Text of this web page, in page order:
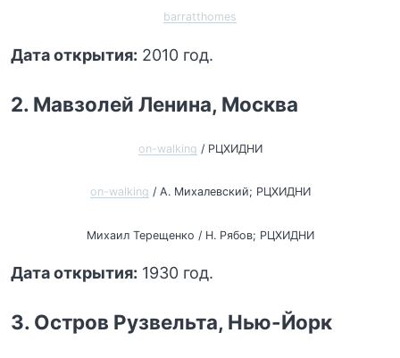
barratthomes
Дата открытия: 2010 год.
2. Мавзолей Ленина, Москва
on-walking / РЦХИДНИ
on-walking / А. Михалевский; РЦХИДНИ
Михаил Терещенко / Н. Рябов; РЦХИДНИ
Дата открытия: 1930 год.
3. Остров Рузвельта, Нью-Йорк